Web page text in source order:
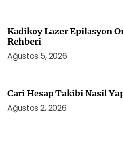
Kadikoy Lazer Epilasyon
Rehberi
Ağustos 5, 2026
Cari Hesap Takibi Nasil
Ağustos 2, 2026